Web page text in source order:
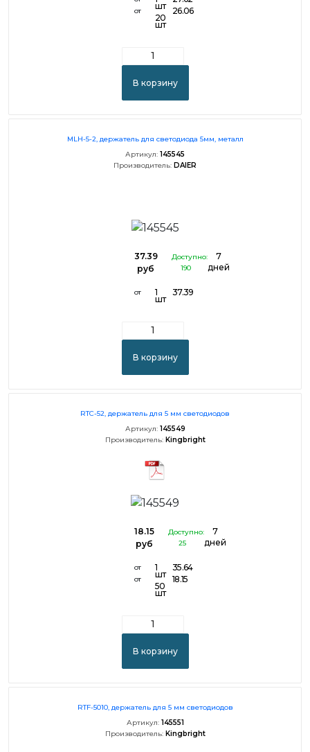
от
шт
20
шт
26.06
В корзину
MLH-5-2, держатель для светодиода 5мм, металл
Артикул: 145545
Производитель: DAIER
37.39
руб
Доступно:
190
7
дней
от 1
шт
37.39
В корзину
RTC-52, держатель для 5 мм светодиодов
Артикул: 145549
Производитель: Kingbright
18.15
руб
Доступно:
25
7
дней
от
от
1
шт
50
шт
35.64
18.15
В корзину
RTF-5010, держатель для 5 мм светодиодов
Артикул: 145551
Производитель: Kingbright